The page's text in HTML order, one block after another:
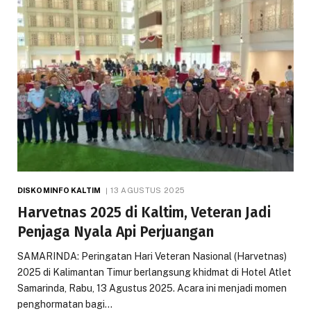
DISKOMINFO KALTIM 13 AGUSTUS 2025
Harvetnas 2025 di Kaltim, Veteran Jadi
Penjaga Nyala Api Perjuangan
SAMARINDA: Peringatan Hari Veteran Nasional (Harvetnas)
2025 di Kalimantan Timur berlangsung khidmat di Hotel Atlet
Samarinda, Rabu, 13 Agustus 2025. Acara ini menjadi momen
penghormatan bagi…